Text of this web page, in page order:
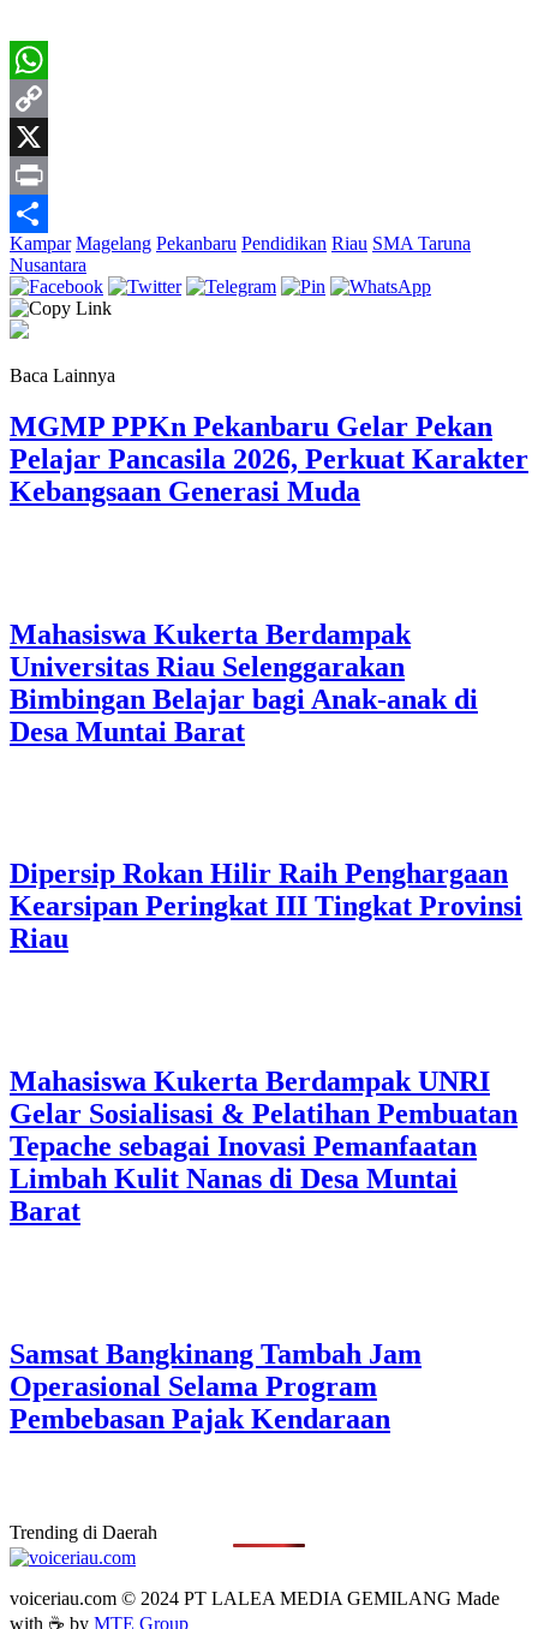
WhatsApp
Copy
Link
X
Print
Share
Kampar Magelang Pekanbaru Pendidikan Riau SMA Taruna
Nusantara
Baca Lainnya
MGMP PPKn Pekanbaru Gelar Pekan
Pelajar Pancasila 2026, Perkuat Karakter
Kebangsaan Generasi Muda
Mahasiswa Kukerta Berdampak
Universitas Riau Selenggarakan
Bimbingan Belajar bagi Anak-anak di
Desa Muntai Barat
Dipersip Rokan Hilir Raih Penghargaan
Kearsipan Peringkat III Tingkat Provinsi
Riau
Mahasiswa Kukerta Berdampak UNRI
Gelar Sosialisasi & Pelatihan Pembuatan
Tepache sebagai Inovasi Pemanfaatan
Limbah Kulit Nanas di Desa Muntai
Barat
Samsat Bangkinang Tambah Jam
Operasional Selama Program
Pembebasan Pajak Kendaraan
Trending di Daerah
voiceriau.com © 2024 PT LALEA MEDIA GEMILANG Made
with ☕ by MTE Group